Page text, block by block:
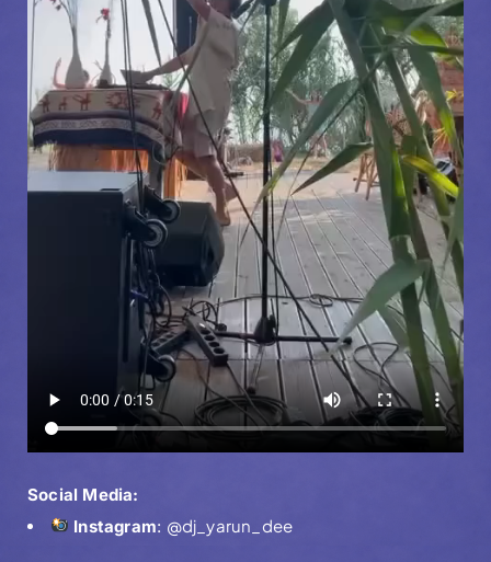
Social Media:
Instagram: @dj_yarun_dee